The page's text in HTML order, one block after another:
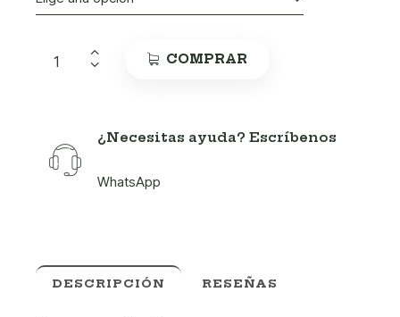
COMPRAR
¿Necesitas ayuda? Escríbenos
WhatsApp
DESCRIPCIÓN RESEÑAS